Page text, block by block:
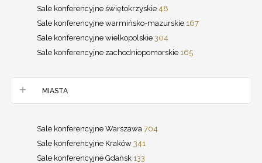
Sale konferencyjne świętokrzyskie 48
Sale konferencyjne warmińsko-mazurskie 167
Sale konferencyjne wielkopolskie 304
Sale konferencyjne zachodniopomorskie 165
MIASTA
Sale konferencyjne Warszawa 704
Sale konferencyjne Kraków 341
Sale konferencyjne Gdańsk 133